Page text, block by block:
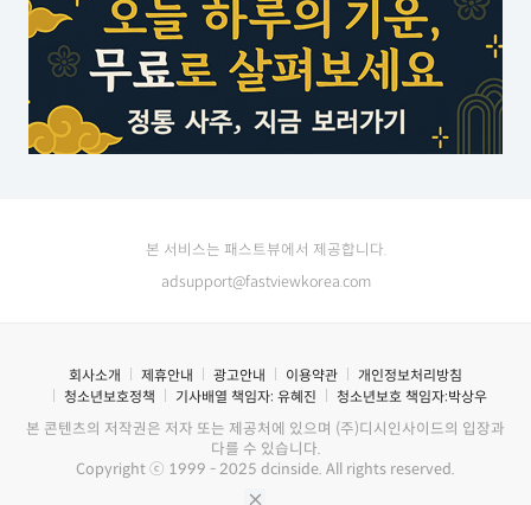
본 서비스는 패스트뷰에서 제공합니다.
adsupport@fastviewkorea.com
회사소개 제휴안내 광고안내 이용약관
개인정보처리방침
청소년보호정책
기사배열 책임자: 유혜진 청소년보호 책임자:박상우
본 콘텐츠의 저작권은 저자 또는 제공처에 있으며 (주)디시인사이드의 입장과
다를 수 있습니다.
Copyright ⓒ 1999 - 2025 dcinside. All rights reserved.